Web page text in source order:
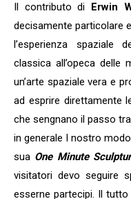
Il contributo di Erwin
decisamente particolare
l’esperienza spaziale
classica all’opeca delle
un’arte spaziale vera e
ad esprire direttamente
che sengnano il passo
in generale l nostro
sua One Minute
visitatori devo seguire
esserne partecipi. Il